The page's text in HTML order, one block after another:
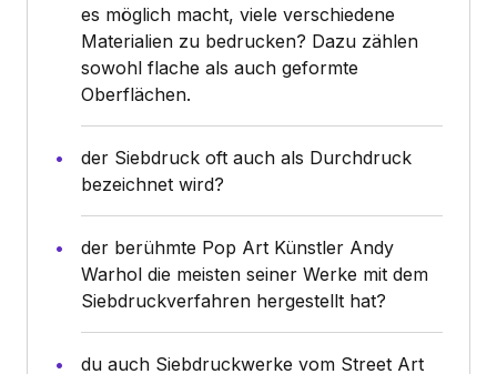
es möglich macht, viele verschiedene
Materialien zu bedrucken? Dazu zählen
sowohl flache als auch geformte
Oberflächen.
der Siebdruck oft auch als Durchdruck
bezeichnet wird?
der berühmte Pop Art Künstler Andy
Warhol die meisten seiner Werke mit dem
Siebdruckverfahren hergestellt hat?
du auch Siebdruckwerke vom Street Art